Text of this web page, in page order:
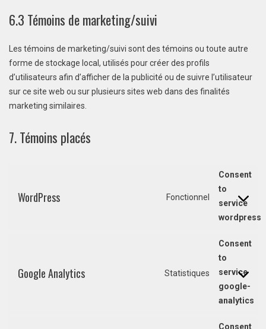
6.3 Témoins de marketing/suivi
Les témoins de marketing/suivi sont des témoins ou toute autre
forme de stockage local, utilisés pour créer des profils
d’utilisateurs afin d’afficher de la publicité ou de suivre l’utilisateur
sur ce site web ou sur plusieurs sites web dans des finalités
marketing similaires.
7. Témoins placés
WordPress Fonctionnel
Consent
to
service
wordpress
Google Analytics Statistiques
Consent
to
service
google-
analytics
Consent